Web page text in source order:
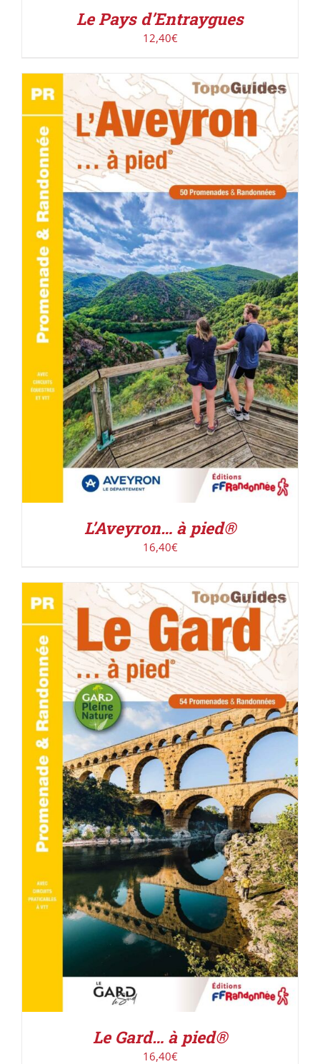
Le Pays d’Entraygues
12,40€
AJOUTER AU PANIER / DÉTAILS
L’Aveyron… à pied®
16,40€
AJOUTER AU PANIER / DÉTAILS
Le Gard… à pied®
16,40€